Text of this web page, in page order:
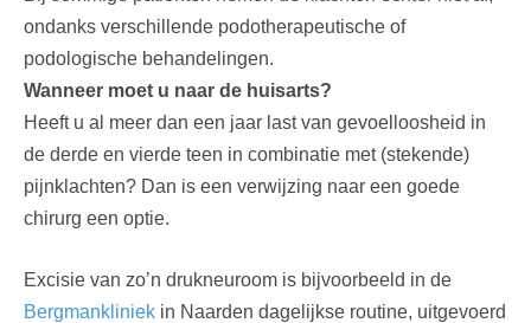
ondanks verschillende podotherapeutische of
podologische behandelingen.
Wanneer moet u naar de huisarts?
Heeft u al meer dan een jaar last van gevoelloosheid in
de derde en vierde teen in combinatie met (stekende)
pijnklachten? Dan is een verwijzing naar een goede
chirurg een optie.
Excisie van zo’n drukneuroom is bijvoorbeeld in de
Bergmankliniek in Naarden dagelijkse routine, uitgevoerd